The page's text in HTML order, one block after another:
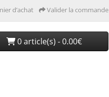
d’achat Valider la commande
0 article(s) - 0.00€